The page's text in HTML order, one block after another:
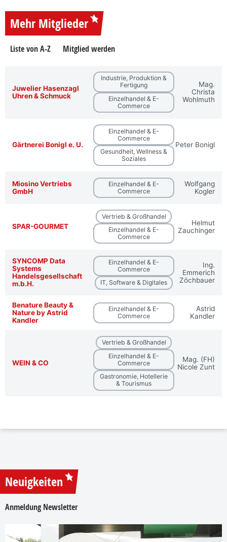
Mehr Mitglieder
Liste von A-Z Mitglied werden
Juwelier Hasenzagl
Uhren & Schmuck
Industrie, Produktion &
Fertigung
Einzelhandel & E-
Commerce
Mag.
Christa
Wohlmuth
Gärtnerei Bonigl e. U.
Einzelhandel & E-
Commerce
Gesundheit, Wellness &
Soziales
Peter Bonigl
Miosino Vertriebs
GmbH
Einzelhandel & E-
Commerce
Wolfgang
Kogler
SPAR-GOURMET
Vertrieb & Großhandel
Einzelhandel & E-
Commerce
Helmut
Zauchinger
SYNCOMP Data
Systems
Handelsgesellschaft
m.b.H.
Einzelhandel & E-
Commerce
IT, Software & Digitales
Ing.
Emmerich
Zöchbauer
Benature Beauty &
Nature by Astrid
Kandler
Einzelhandel & E-
Commerce
Astrid
Kandler
WEIN & CO
Vertrieb & Großhandel
Einzelhandel & E-
Commerce
Gastronomie, Hotellerie
& Tourismus
Mag. (FH)
Nicole Zunt
Neuigkeiten
Anmeldung Newsletter